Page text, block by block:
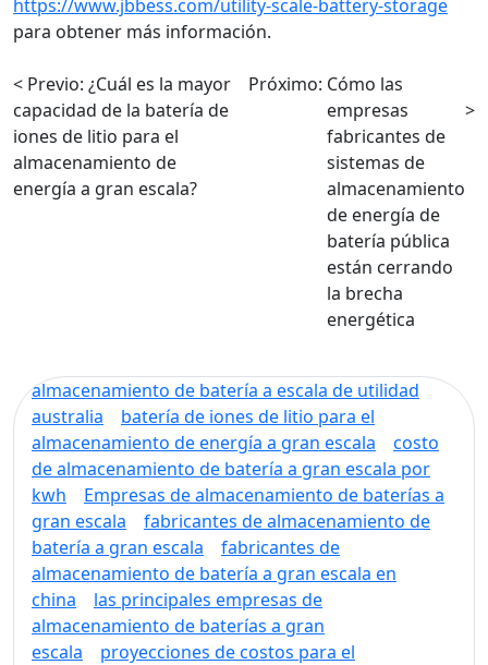
https://www.jbbess.com/utility-scale-battery-storage
para obtener más información.
< Previo: ¿Cuál es la mayor
capacidad de la batería de
iones de litio para el
almacenamiento de
energía a gran escala?
Próximo: Cómo las
empresas
fabricantes de
sistemas de
almacenamiento
de energía de
batería pública
están cerrando
la brecha
energética
>
almacenamiento de batería a escala de utilidad
australia
batería de iones de litio para el
almacenamiento de energía a gran escala
costo
de almacenamiento de batería a gran escala por
kwh
Empresas de almacenamiento de baterías a
gran escala
fabricantes de almacenamiento de
batería a gran escala
fabricantes de
almacenamiento de batería a gran escala en
china
las principales empresas de
almacenamiento de baterías a gran
escala
proyecciones de costos para el